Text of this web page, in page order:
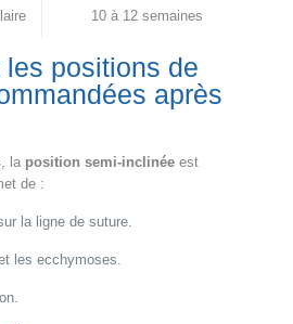
10 à 12 semaines
positions de
après
la position semi-inclinéeest
de :
la ligne de suture.
les ecchymoses.